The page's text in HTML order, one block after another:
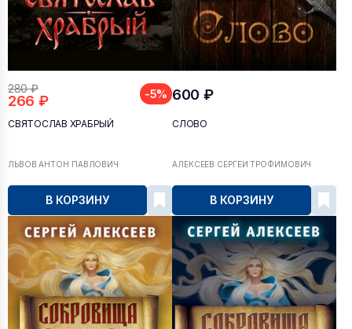
280 ₽
266 ₽ -5%
СВЯТОСЛАВ ХРАБРЫЙ
ЛЬВОВ АНТОН ПАВЛОВИЧ
В КОРЗИНУ
600 ₽
СЛОВО
АЛЕКСЕЕВ СЕРГЕЙ ТРОФИМОВИЧ
В КОРЗИНУ